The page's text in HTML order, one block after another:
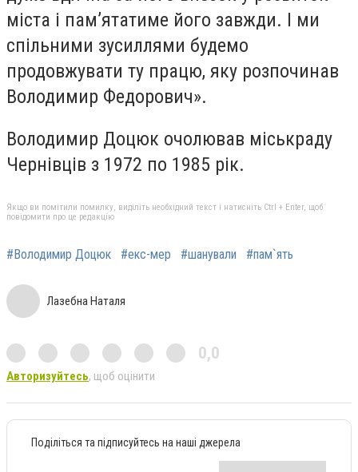
міста і пам’ятатиме його завжди. І ми
спільними зусиллями будемо
продовжувати ту працю, яку розпочинав
Володимир Федорович».
Володимир Доцюк очолював міськраду
Чернівців з 1972 по 1985 рік.
Якщо ви помітили помилку, виділіть необхідний текст і натисніть Ctrl + Enter, щоб
повідомити про це редакцію
#Володимир Доцюк #екс-мер #шанували #пам`ять
Лазебна Наталя
0,0
Авторизуйтесь, щоб оцінити
Поділіться та підписуйтесь на наші джерела